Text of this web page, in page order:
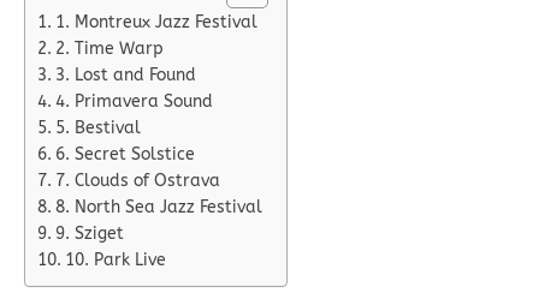
1. Montreux Jazz Festival
2. Time Warp
3. Lost and Found
4. Primavera Sound
5. Bestival
6. Secret Solstice
7. Clouds of Ostrava
8. North Sea Jazz Festival
9. Sziget
10. Park Live